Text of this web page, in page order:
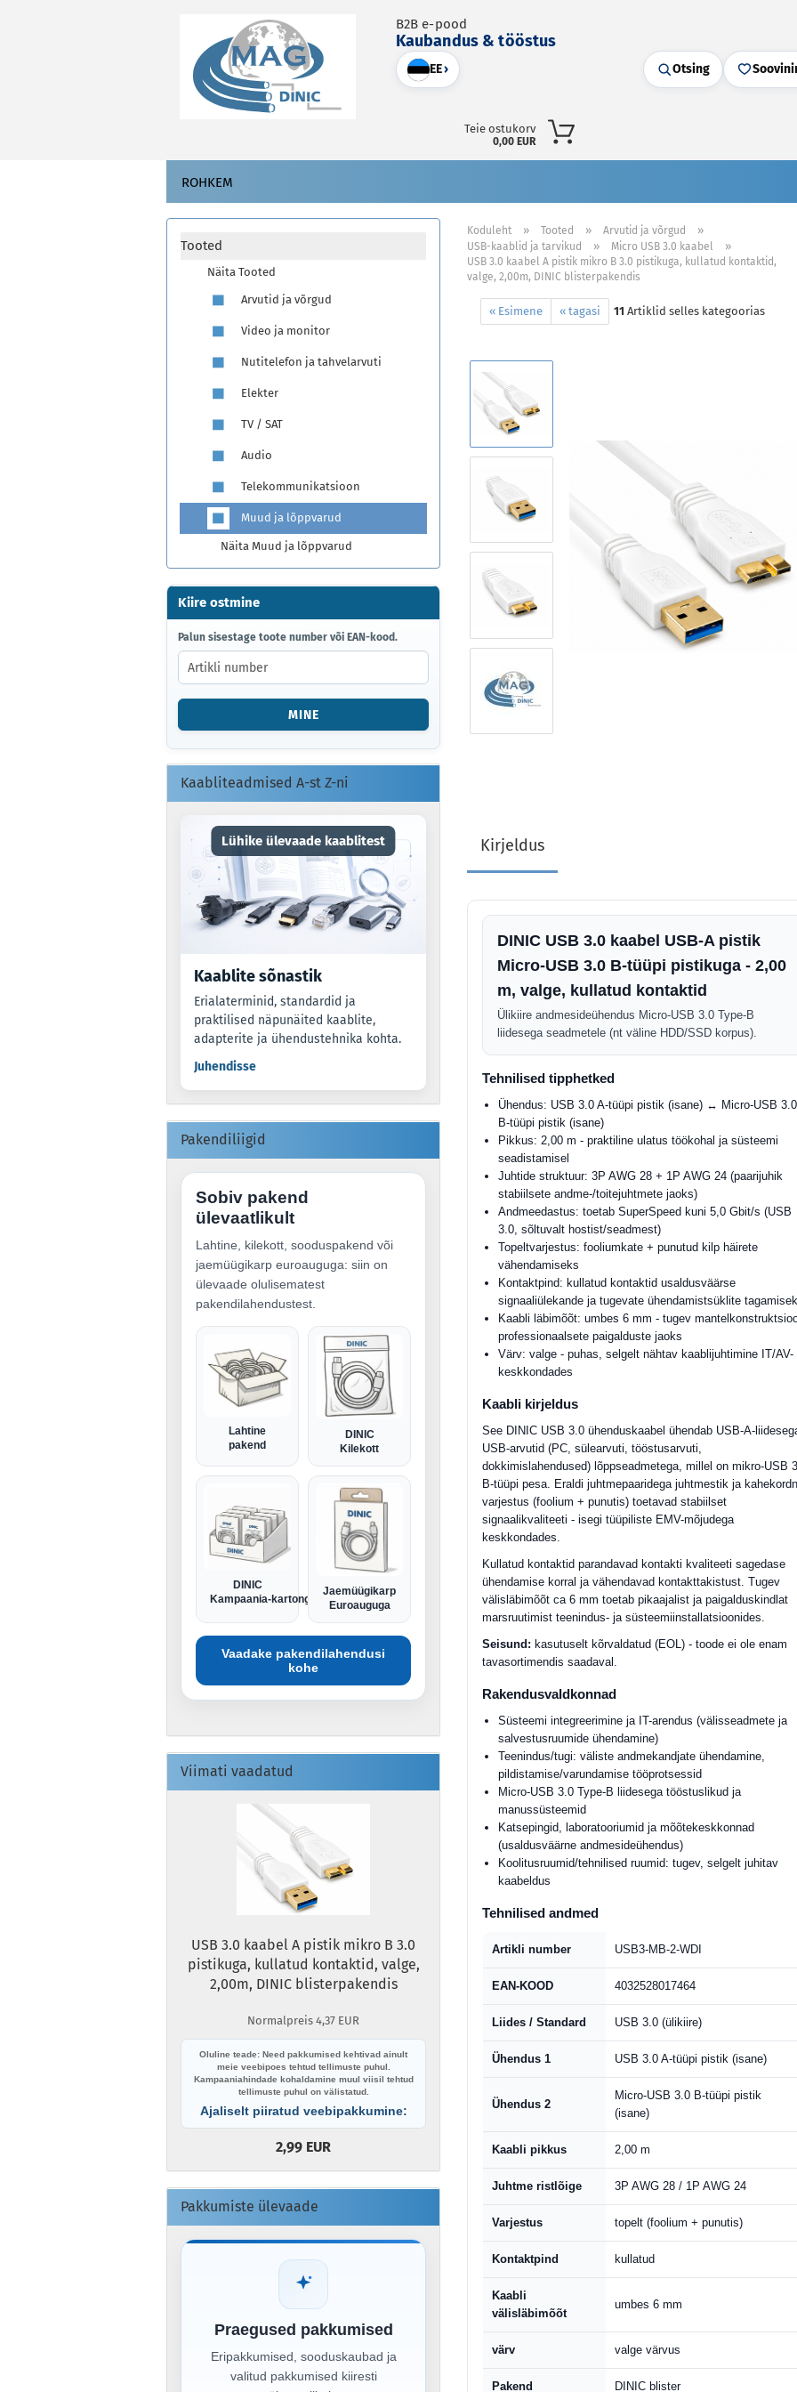
B2B e-pood
Kaubandus & tööstus
EE› Otsing
Teie ostukorv
0,00 EUR
ROHKEM
Koduleht » Tooted » Arvutid ja võrgud »
USB-kaablid ja tarvikud » Micro USB 3.0 kaabel »
USB 3.0 kaabel A pistik mikro B 3.0 pistikuga, kullatud kontaktid,
valge, 2,00m, DINIC blisterpakendis
« Esimene « tagasi 11 Artiklid selles kategoorias
Kirjeldus
DINIC USB 3.0 kaabel USB-A pistik
Micro-USB 3.0 B-tüüpi pistikuga - 2,00
m, valge, kullatud kontaktid
Ülikiire andmesideühendus Micro-USB 3.0 Type-B
liidesega seadmetele (nt väline HDD/SSD korpus).
Tehnilised tipphetked
Ühendus: USB 3.0 A-tüüpi pistik (isane) ↔ Micro-USB 3.0
B-tüüpi pistik (isane)
Pikkus: 2,00 m - praktiline ulatus töökohal ja süsteemi
seadistamisel
Juhtide struktuur: 3P AWG 28 + 1P AWG 24 (paarijuhik
stabiilsete andme-/toitejuhtmete jaoks)
Andmeedastus: toetab SuperSpeed kuni 5,0 Gbit/s (USB
3.0, sõltuvalt hostist/seadmest)
Topeltvarjestus: fooliumkate + punutud kilp häirete
vähendamiseks
Kontaktpind: kullatud kontaktid usaldusväärse
signaaliülekande ja tugevate ühendamistsüklite
Kaabli läbimõõt: umbes 6 mm - tugev
professionaalsete paigalduste jaoks
Värv: valge - puhas, selgelt nähtav kaablijuhtimine IT/AV-
keskkondades
Kaabli kirjeldus
See DINIC USB 3.0 ühenduskaabel ühendab USB-A-
USB-arvutid (PC, sülearvuti, tööstusarvuti,
dokkimislahendused) lõppseadmetega, millel on mikro-USB
B-tüüpi pesa. Eraldi juhtmepaaridega juhtmestik ja
varjestus (foolium + punutis) toetavad stabiilset
signaalikvaliteeti - isegi tüüpiliste EMV-mõjudega
keskkondades.
Kullatud kontaktid parandavad kontakti kvaliteeti sagedase
ühendamise korral ja vähendavad kontakttakistust. Tugev
välisläbimõõt ca 6 mm toetab pikaajalist ja paigalduskindlat
marsruutimist teenindus- ja süsteemiinstallatsioonides.
Seisund: kasutuselt kõrvaldatud (EOL) - toode ei ole enam
tavasortimendis saadaval.
Rakendusvaldkonnad
Süsteemi integreerimine ja IT-arendus (välisseadmete ja
salvestusruumide ühendamine)
Teenindus/tugi: väliste andmekandjate ühendamine,
pildistamise/varundamise tööprotsessid
Micro-USB 3.0 Type-B liidesega tööstuslikud ja
manussüsteemid
Katsepingid, laboratooriumid ja mõõtekeskkonnad
(usaldusväärne andmesideühendus)
Koolitusruumid/tehnilised ruumid: tugev, selgelt juhitav
kaabeldus
Tehnilised andmed
Artikli number USB3-MB-2-WDI
EAN-KOOD 4032528017464
Liides / Standard USB 3.0 (ülikiire)
Ühendus 1 USB 3.0 A-tüüpi pistik (isane)
Ühendus 2
Micro-USB 3.0 B-tüüpi pistik
(isane)
Kaabli pikkus 2,00 m
Juhtme ristlõige 3P AWG 28 / 1P AWG 24
Varjestus topelt (foolium + punutis)
Kontaktpind kullatud
Kaabli
välisläbimõõt
umbes 6 mm
värv valge värvus
Pakend DINIC blister
Tooted
Näita Tooted
Arvutid ja võrgud
Video ja monitor
Nutitelefon ja tahvelarvuti
Elekter
TV / SAT
Audio
Telekommunikatsioon
Muud ja lõppvarud
Näita Muud ja lõppvarud
Kiire ostmine
PALUN
SISESTAGE
TOOTE
NUMBER
VÕI
KOOD.
Palun sisestage toote number või EAN-kood.
MINE
Kaabliteadmised A-st Z-ni
Lühike ülevaade kaablitest
Kaablite sõnastik
Erialaterminid, standardid ja
praktilised näpunäited kaablite,
adapterite ja ühendustehnika kohta.
Juhendisse
Pakendiliigid
Sobiv pakend
ülevaatlikult
Lahtine, kilekott, sooduspakend või
jaemüügikarp euroauguga: siin on
ülevaade olulisematest
pakendilahendustest.
Lahtine
pakend
DINIC
Kilekott
DINIC
Kampaania-kartong
Jaemüügikarp
Euroauguga
Vaadake pakendilahendusi
kohe
Viimati vaadatud
USB 3.0 kaabel A pistik mikro B 3.0
pistikuga, kullatud kontaktid, valge,
2,00m, DINIC blisterpakendis
Normalpreis 4,37 EUR
Oluline teade: Need pakkumised kehtivad ainult
meie veebipoes tehtud tellimuste puhul.
Kampaaniahindade kohaldamine muul viisil tehtud
tellimuste puhul on välistatud.
Ajaliselt piiratud veebipakkumine:
2,99 EUR
Pakkumiste ülevaade
Praegused pakkumised
Eripakkumised, sooduskaubad ja
valitud pakkumised kiiresti